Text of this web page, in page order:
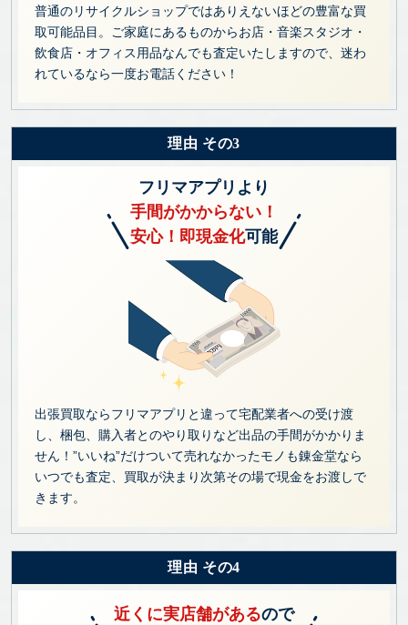
普通のリサイクルショップではありえないほどの豊富な買
取可能品目。ご家庭にあるものからお店・音楽スタジオ・
飲食店・オフィス用品なんでも査定いたしますので、迷わ
れているなら一度お電話ください！
理由 その3
フリマアプリより
手間がかからない！
安心！即現金化可能
出張買取ならフリマアプリと違って宅配業者への受け渡
し、梱包、購入者とのやり取りなど出品の手間がかかりま
せん！”いいね”だけついて売れなかったモノも錬金堂なら
いつでも査定、買取が決まり次第その場で現金をお渡しで
きます。
理由 その4
近くに実店舗があるので